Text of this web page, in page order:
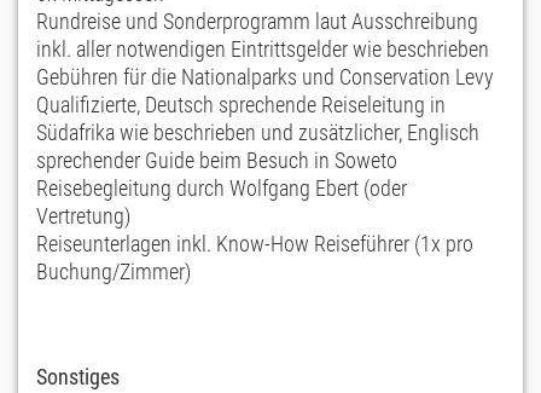
Rundreise und Sonderprogramm laut Ausschreibung
inkl. aller notwendigen Eintrittsgelder wie beschrieben
Gebühren für die Nationalparks und Conservation Levy
Qualifizierte, Deutsch sprechende Reiseleitung in
Südafrika wie beschrieben und zusätzlicher, Englisch
sprechender Guide beim Besuch in Soweto
Reisebegleitung durch Wolfgang Ebert (oder
Vertretung)
Reiseunterlagen inkl. Know-How Reiseführer (1x pro
Buchung/Zimmer)
Sonstiges